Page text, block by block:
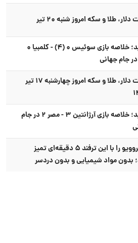
طلا و سکه امروز شنبه ۲۰ تیر
ببینید؛ خلاصه بازی سوئیس ۰ (۴) - کلمبیا ۰
قیمت دلار، طلا و سکه امروز چهارشنبه ۱۷ تیر
ببینید؛ خلاصه بازی آرژانتین ۳ - مصر ۲ در جام
مایکروویو را با این ترفند ۵ دقیقه‌ای تمیز
بدون مواد شیمیایی و بدون دردسر